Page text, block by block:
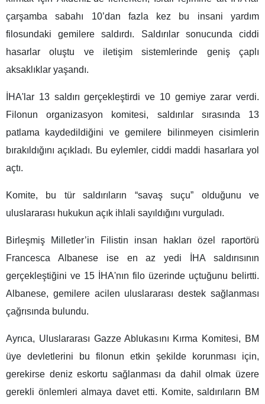
çarşamba sabahı 10’dan fazla kez bu insani yardım
filosundaki gemilere saldırdı. Saldırılar sonucunda ciddi
hasarlar oluştu ve iletişim sistemlerinde geniş çaplı
aksaklıklar yaşandı.
İHA'lar 13 saldırı gerçekleştirdi ve 10 gemiye zarar verdi.
Filonun organizasyon komitesi, saldırılar sırasında 13
patlama kaydedildiğini ve gemilere bilinmeyen cisimlerin
bırakıldığını açıkladı. Bu eylemler, ciddi maddi hasarlara yol
açtı.
Komite, bu tür saldırıların “savaş suçu” olduğunu ve
uluslararası hukukun açık ihlali sayıldığını vurguladı.
Birleşmiş Milletler’in Filistin insan hakları özel raportörü
Francesca Albanese ise en az yedi İHA saldırısının
gerçekleştiğini ve 15 İHA'nın filo üzerinde uçtuğunu belirtti.
Albanese, gemilere acilen uluslararası destek sağlanması
çağrısında bulundu.
Ayrıca, Uluslararası Gazze Ablukasını Kırma Komitesi, BM
üye devletlerini bu filonun etkin şekilde korunması için,
gerekirse deniz eskortu sağlanması da dahil olmak üzere
gerekli önlemleri almaya davet etti. Komite, saldırıların BM